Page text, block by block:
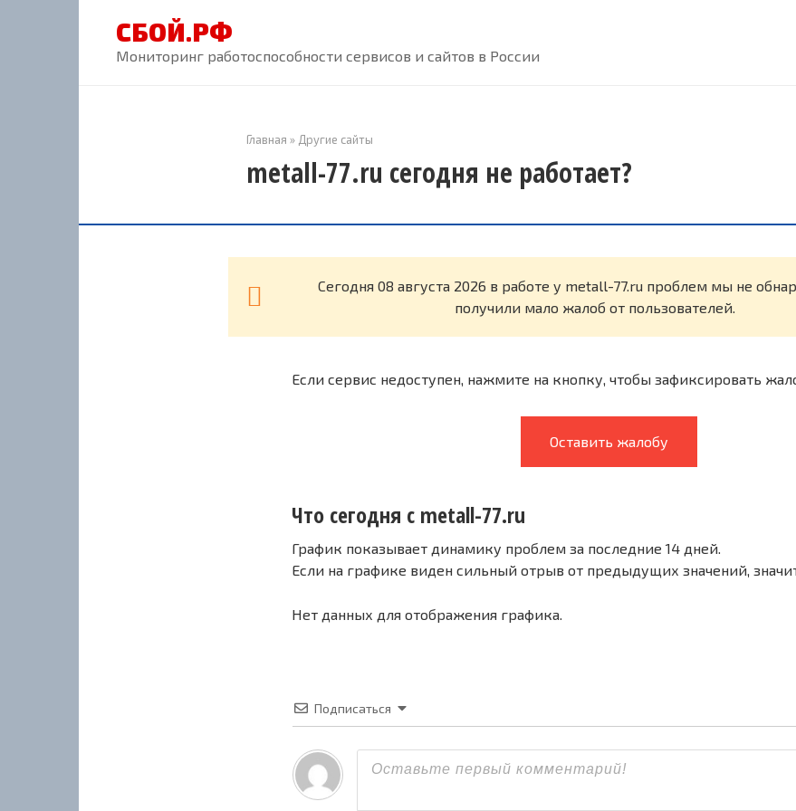
СБОЙ.РФ
Мониторинг работоспособности сервисов и сайтов в России
Главная » Другие сайты
metall-77.ru сегодня не работает?
Cегодня 08 августа 2026 в работе у metall-77.ru проблем мы не
получили мало жалоб от пользователей.
Если сервис недоступен, нажмите на кнопку, чтобы зафиксировать
Оставить жалобу
Что сегодня с metall-77.ru
График показывает динамику проблем за последние 14 дней.
Если на графике виден сильный отрыв от предыдущих значений,
Нет данных для отображения графика.
Подписаться